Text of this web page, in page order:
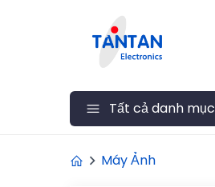
Tất cả danh mục
Máy Ảnh